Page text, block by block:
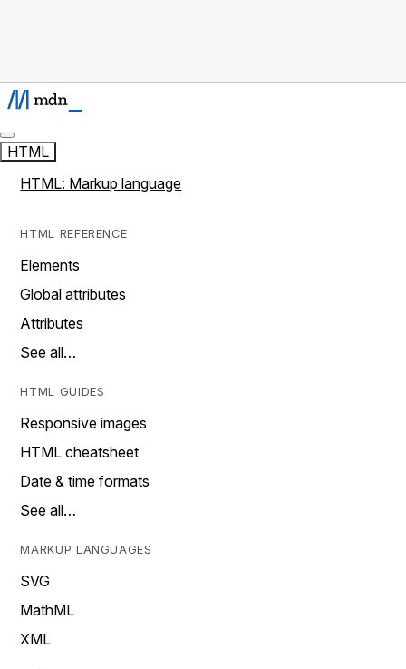
HTML
HTML: Markup language
HTML REFERENCE
Elements
Global attributes
Attributes
See all…
HTML GUIDES
Responsive images
HTML cheatsheet
Date & time formats
See all…
MARKUP LANGUAGES
SVG
MathML
XML